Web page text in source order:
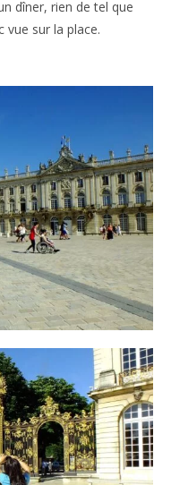
dîner, rien de tel que
vue sur la place.